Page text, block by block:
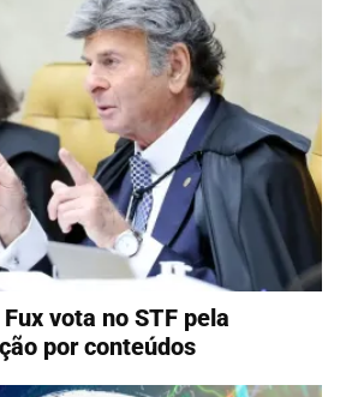
vota no STF pela
por conteúdos